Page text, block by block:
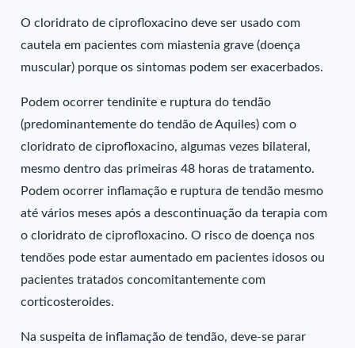
O cloridrato de ciprofloxacino deve ser usado com
cautela em pacientes com miastenia grave (doença
muscular) porque os sintomas podem ser exacerbados.
Podem ocorrer tendinite e ruptura do tendão
(predominantemente do tendão de Aquiles) com o
cloridrato de ciprofloxacino, algumas vezes bilateral,
mesmo dentro das primeiras 48 horas de tratamento.
Podem ocorrer inflamação e ruptura de tendão mesmo
até vários meses após a descontinuação da terapia com
o cloridrato de ciprofloxacino. O risco de doença nos
tendões pode estar aumentado em pacientes idosos ou
pacientes tratados concomitantemente com
corticosteroides.
Na suspeita de inflamação de tendão, deve-se parar